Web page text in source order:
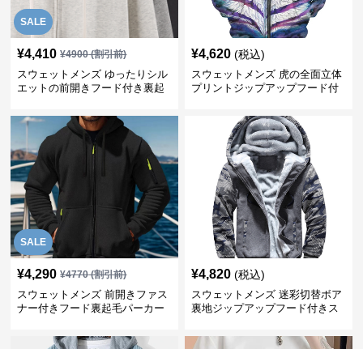
SALE
¥4,410 ¥4900(割引前)
スウェットメンズ ゆったりシル
エットの前開きフード付き裏起
¥4,620 (税込)
スウェットメンズ 虎の全面立体
プリントジップアップフード付
SALE
¥4,290 ¥4770(割引前)
スウェットメンズ 前開きファス
ナー付きフード裏起毛パーカー
¥4,820 (税込)
スウェットメンズ 迷彩切替ボア
裏地ジップアップフード付きス